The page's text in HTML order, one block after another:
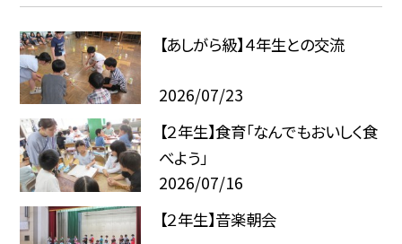
【あしがら級】４年生との交流
2026/07/23
【２年生】食育「なんでもおいしく食
べよう」
2026/07/16
【２年生】音楽朝会